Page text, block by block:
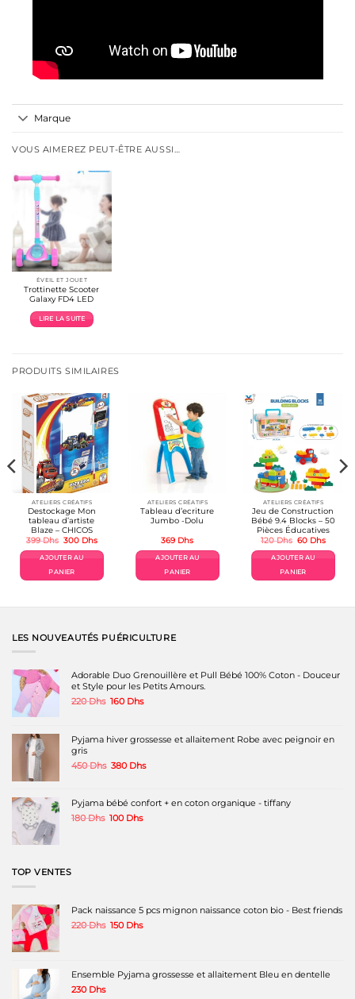
Marque
VOUS AIMEREZ PEUT-ÊTRE AUSSI…
ÉVEIL ET JOUET
Trottinette Scooter
Galaxy FD4 LED
LIRE LA SUITE
PRODUITS SIMILAIRES
ATELIERS CRÉATIFS
Destockage Mon
tableau d’artiste
Blaze – CHICOS
399Dhs Le
initial
était :
399 Dhs.
300 DhsLe
actuel
AJOUTER AU
PANIER
ATELIERS CRÉATIFS
Tableau d’ecriture
Jumbo -Dolu
369 Dhs
AJOUTER AU
PANIER
ATELIERS CRÉATIFS
Jeu de Construction
Bébé 9.4 Blocks – 50
Pièces Éducatives
120Dhs Le
initial
était :
120 Dhs.
60 DhsLe
actuel
AJOUTER AU
PANIER
LES NOUVEAUTÉS PUÉRICULTURE
Adorable Duo Grenouillère et Pull Bébé 100% Coton - Douceur
et Style pour les Petits Amours.
220Dhs Le
était :
220 Dhs.
160 DhsLe
160 Dhs.
Pyjama hiver grossesse et allaitement Robe avec peignoir en
gris
450Dhs Le
était :
450 Dhs.
380 DhsLe
est :
380 Dhs.
Pyjama bébé confort + en coton organique - tiffany
180Dhs Le
100 DhsLe
TOP VENTES
Pack naissance 5 pcs mignon naissance coton bio - Best friends
220Dhs Le
220 Dhs.
150 DhsLe
Ensemble Pyjama grossesse et allaitement Bleu en dentelle
230 Dhs